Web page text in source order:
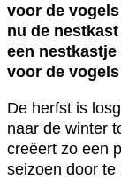
voor de
nu de
een
voor de
De herfst is
naar de winter
creëert zo een
seizoen door te